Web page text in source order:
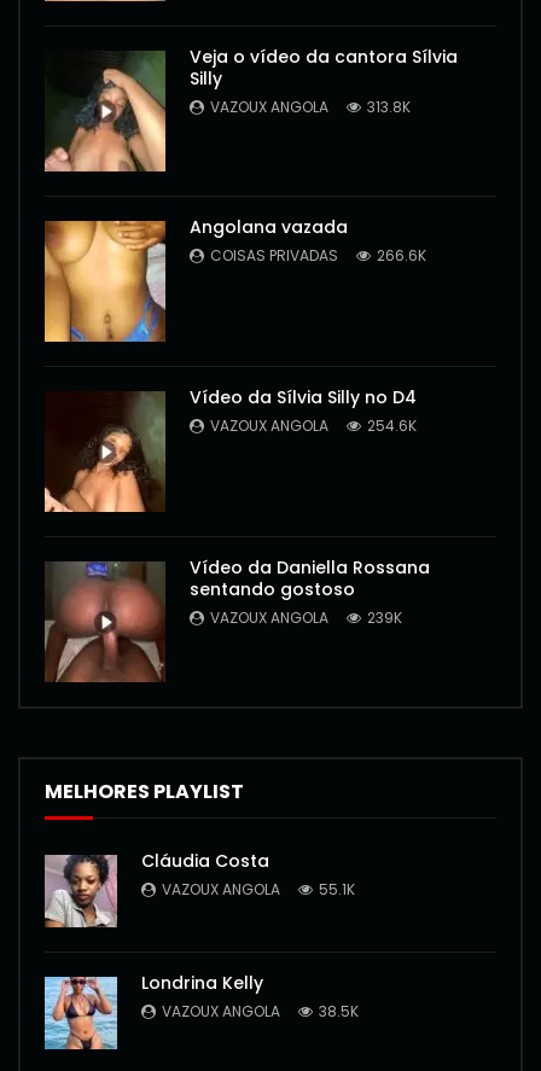
Veja o vídeo da cantora Sílvia
Silly
VAZOUX ANGOLA 313.8K
Angolana vazada
COISAS PRIVADAS 266.6K
Vídeo da Sílvia Silly no D4
VAZOUX ANGOLA 254.6K
Vídeo da Daniella Rossana
sentando gostoso
VAZOUX ANGOLA 239K
MELHORES PLAYLIST
Cláudia Costa
VAZOUX ANGOLA 55.1K
Londrina Kelly
VAZOUX ANGOLA 38.5K